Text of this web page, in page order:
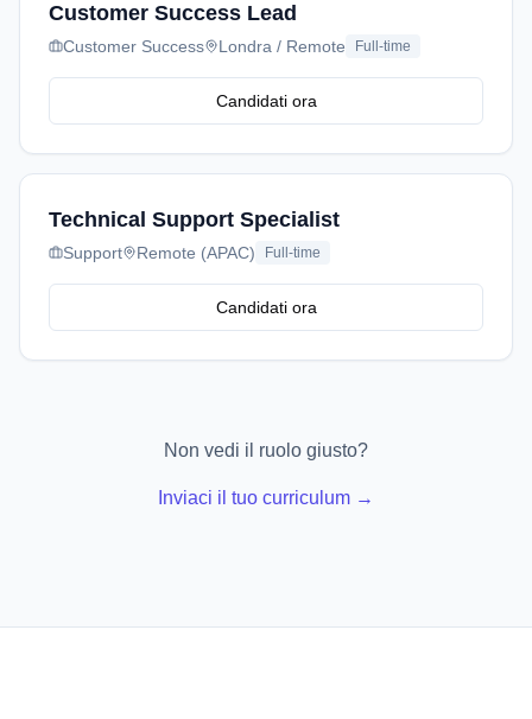
Customer Success Lead
Customer Success Londra / Remote Full-time
Candidati ora
Technical Support Specialist
Support Remote (APAC) Full-time
Candidati ora
Non vedi il ruolo giusto?
Inviaci il tuo curriculum →